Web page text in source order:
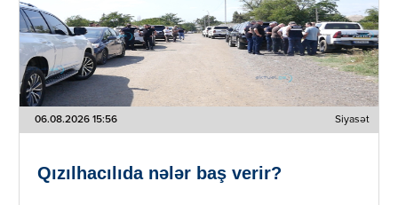
06.08.2026 15:56 Siyasət
Qızılhacılıda nələr baş verir?